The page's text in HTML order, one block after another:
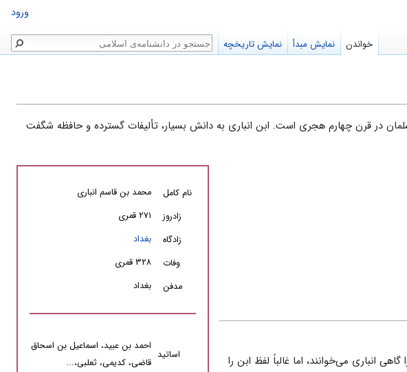
مسلمان در قرن چهارم هجری است. ابن‌ انباری‌ به‌ دانش‌ بسیار، تألیفات‌ گسترده و حافظه شگفت‌
نام کامل
محمد بن‌ قاسم‌ انباری‌
زادروز
۲۷۱ قمری
زادگاه
بغداد
وفات
۳۲۸ قمری
مدفن
بغداد
اساتید
احمد بن‌ عبید، اسماعیل‌ بن‌ اسحاق‌
قاضی‌، کدیمی‌، ثعلبی،...
انباری‌ می‌خوانند، اما غالباً لفظ ابن‌ را
ورود
خواندن نمایش مبدأ نمایش تاریخچه جستجو